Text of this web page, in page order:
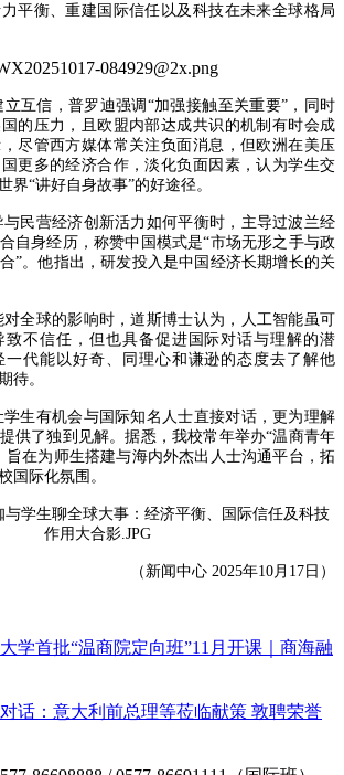
平衡、重建国际信任以及科技在未来全球格局
互信，普罗迪强调“加强接触至关重要”，同时
的压力，且欧盟内部达成共识的机制有时会成
尽管西方媒体常关注负面消息，但欧洲在美压
更多的经济合作，淡化负面因素，认为学生交
界“讲好自身故事”的好途径。
民营经济创新活力如何平衡时，主导过波兰经
自身经历，称赞中国模式是“市场无形之手与政
”。他指出，研发投入是中国经济长期增长的关
全球的影响时，道斯博士认为，人工智能虽可
致不信任，但也具备促进国际对话与理解的潜
一代能以好奇、同理心和谦逊的态度去了解他
待。
学生有机会与国际知名人士直接对话，更为理解
供了独到见解。据悉，我校常年举办“温商青年
旨在为师生搭建与海内外杰出人士沟通平台，拓
国际化氛围。
（新闻中心 2025年10月17日）
学首批“温商院定向班”11月开课｜商海融
话：意大利前总理等莅临献策 敦聘荣誉